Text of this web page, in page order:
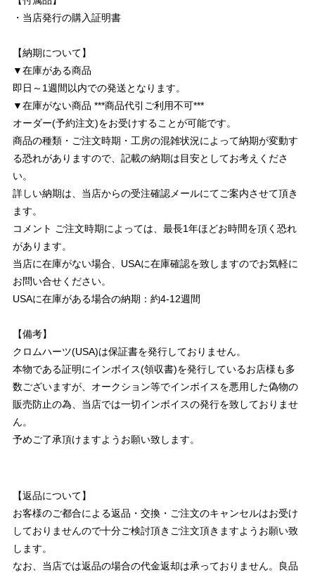
・当店発行の購入証明書
【納期について】
▼在庫がある商品
即日～1週間以内での発送となります。
▼在庫がない商品 ***商品代引ご利用不可***
オーダー(予約注文)をお受けすることが可能です。
商品の種類・ご注文時期・工房の混雑状況によって納期が変動す
る恐れがありますので、記載の納期は目安としてお考えくださ
い。
詳しい納期は、当店からの受注確認メールにてご案内させて頂き
ます。
コメント ご注文時期によっては、最長1年ほどお時間を頂く恐れ
があります。
当店に在庫がない場合、USAに在庫確認を致しますのでお気軽に
お問い合せください。
USAに在庫がある場合の納期：約4-12週間
【備考】
クロムハーツ(USA)は保証書を発行しておりません。
本物である証明にインボイス(領収書)を発行しているお店様も多
数ございますが、オークション等でインボイスを悪用した偽物の
販売防止の為、当店では一切インボイスの発行を致しておりませ
ん。
予めご了承頂けますようお願い致します。
【返品について】
お客様のご都合による返品・交換・ご注文のキャンセルはお受け
しておりませんので十分ご検討頂きご注文頂きますようお願い致
します。
なお、当店では返品の場合の代金返却は承っておりません。良品